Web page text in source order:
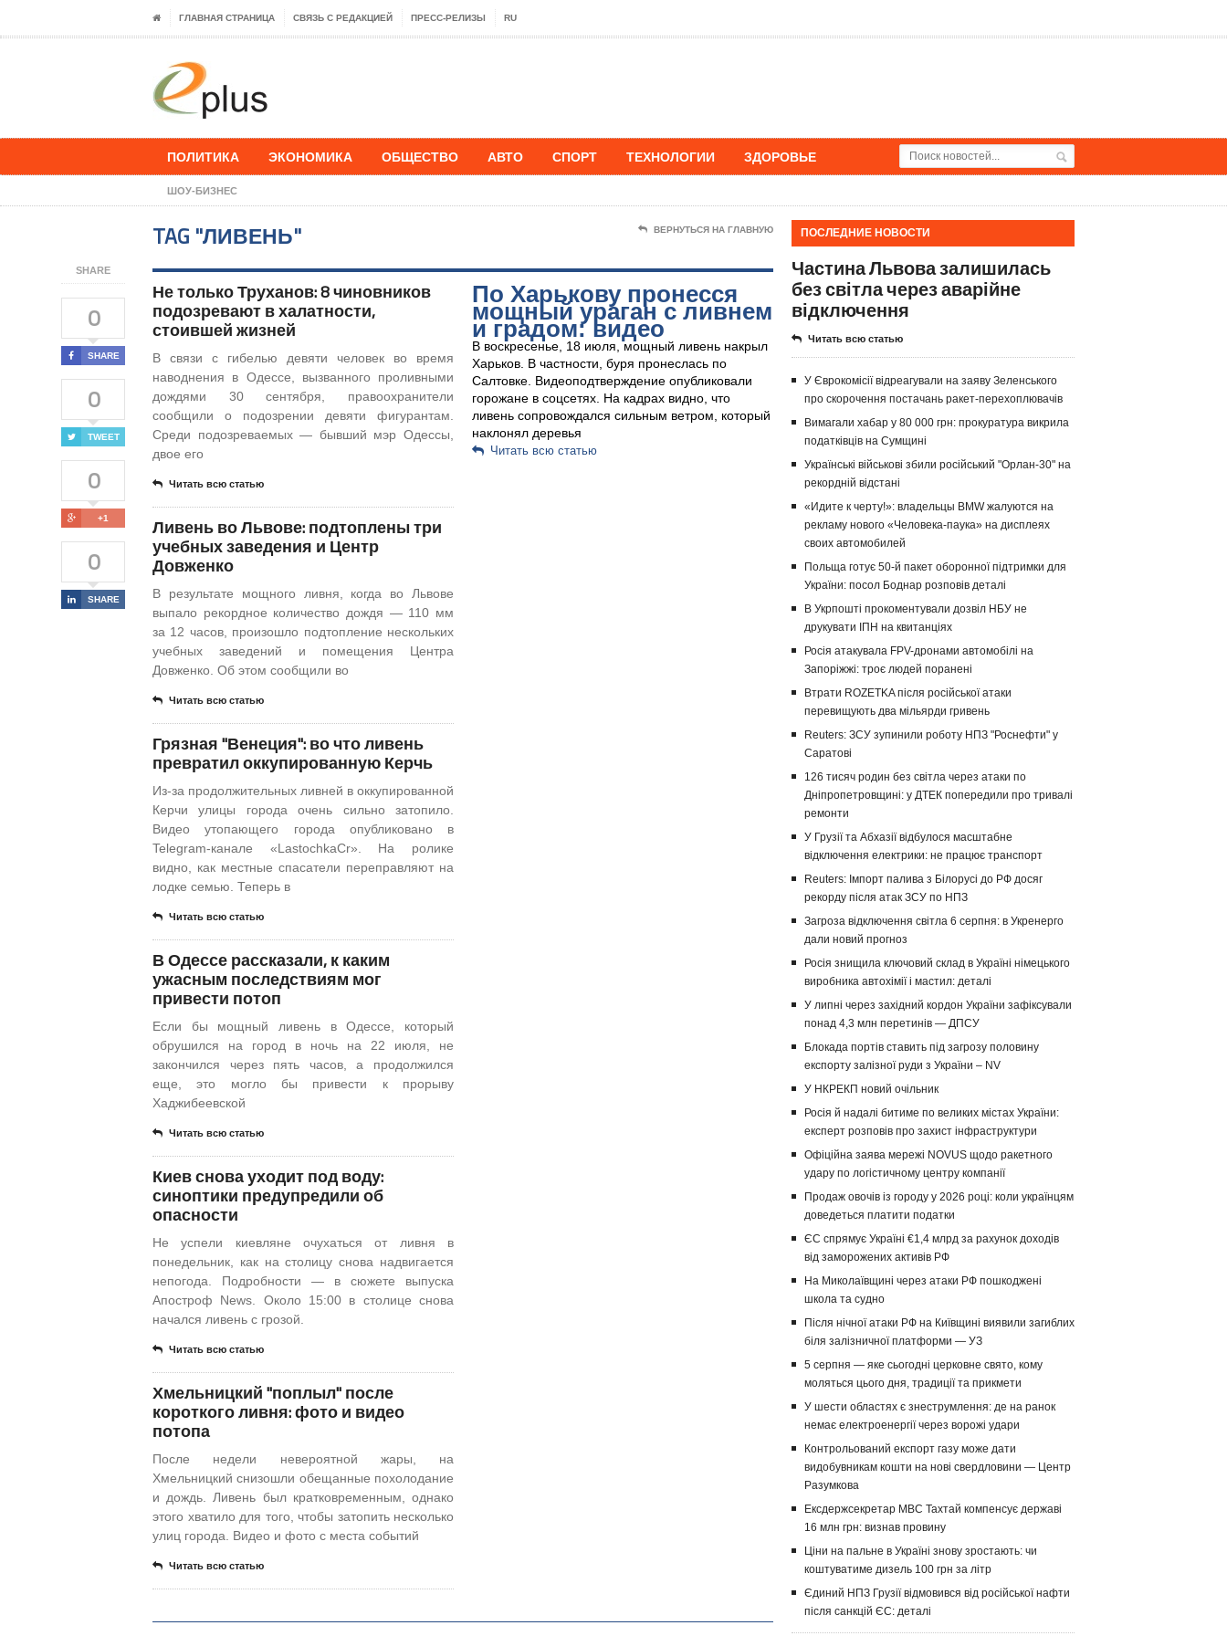
ГЛАВНАЯ СТРАНИЦА СВЯЗЬ С РЕДАКЦИЕЙ ПРЕСС-РЕЛИЗЫ RU
ПОЛИТИКА ЭКОНОМИКА ОБЩЕСТВО АВТО СПОРТ ТЕХНОЛОГИИ ЗДОРОВЬЕ
ШОУ-БИЗНЕС
SHARE
0
SHARE
0
TWEET
0
+1
0
SHARE
TAG "ЛИВЕНЬ" ВЕРНУТЬСЯ НА ГЛАВНУЮ
Не только Труханов: 8 чиновников
подозревают в халатности,
стоившей жизней
В связи с гибелью девяти человек во время
наводнения в Одессе, вызванного проливными
дождями 30 сентября, правоохранители
сообщили о подозрении девяти фигурантам.
Среди подозреваемых — бывший мэр Одессы,
двое его
Читать всю статью
Ливень во Львове: подтоплены три
учебных заведения и Центр
Довженко
В результате мощного ливня, когда во Львове
выпало рекордное количество дождя — 110 мм
за 12 часов, произошло подтопление нескольких
учебных заведений и помещения Центра
Довженко. Об этом сообщили во
Читать всю статью
​Грязная "Венеция": во что ливень
превратил оккупированную Керчь
Из-за продолжительных ливней в оккупированной
Керчи улицы города очень сильно затопило.
Видео утопающего города опубликовано в
Telegram-канале «LastochkaCr». На ролике
видно, как местные спасатели переправляют на
лодке семью. Теперь в
Читать всю статью
​В Одессе рассказали, к каким
ужасным последствиям мог
привести потоп
Если бы мощный ливень в Одессе, который
обрушился на город в ночь на 22 июля, не
закончился через пять часов, а продолжился
еще, это могло бы привести к прорыву
Хаджибеевской
Читать всю статью
Киев снова уходит под воду:
синоптики предупредили об
опасности
Не успели киевляне очухаться от ливня в
понедельник, как на столицу снова надвигается
непогода. Подробности — в сюжете выпуска
Апостроф News. Около 15:00 в столице снова
начался ливень с грозой.
Читать всю статью
Хмельницкий "поплыл" после
короткого ливня: фото и видео
потопа
После недели невероятной жары, на
Хмельницкий снизошли обещанные похолодание
и дождь. Ливень был кратковременным, однако
этого хватило для того, чтобы затопить несколько
улиц города. Видео и фото с места событий
Читать всю статью
​По Харькову пронесся
мощный ураган с ливнем
и градом: видео
В воскресенье, 18 июля, мощный ливень накрыл
Харьков. В частности, буря пронеслась по
Салтовке. Видеоподтверждение опубликовали
горожане в соцсетях. На кадрах видно, что
ливень сопровождался сильным ветром, который
наклонял деревья
Читать всю статью
ПОСЛЕДНИЕ НОВОСТИ
Частина Львова залишилась
без світла через аварійне
відключення
Читать всю статью
У Єврокомісії відреагували на заяву Зеленського
про скорочення постачань ракет-перехоплювачів
Вимагали хабар у 80 000 грн: прокуратура викрила
податківців на Сумщині
Українські військові збили російський "Орлан-30" на
рекордній відстані
«Идите к черту!»: владельцы BMW жалуются на
рекламу нового «Человека-паука» на дисплеях
своих автомобилей
Польща готує 50-й пакет оборонної підтримки для
України: посол Боднар розповів деталі
В Укрпошті прокоментували дозвіл НБУ не
друкувати ІПН на квитанціях
Росія атакувала FPV-дронами автомобілі на
Запоріжжі: троє людей поранені
Втрати ROZETKA після російської атаки
перевищують два мільярди гривень
Reuters: ЗСУ зупинили роботу НПЗ "Роснефти" у
Саратові
126 тисяч родин без світла через атаки по
Дніпропетровщині: у ДТЕК попередили про тривалі
ремонти
У Грузії та Абхазії відбулося масштабне
відключення електрики: не працює транспорт
Reuters: Імпорт палива з Білорусі до РФ досяг
рекорду після атак ЗСУ по НПЗ
Загроза відключення світла 6 серпня: в Укренерго
дали новий прогноз
Росія знищила ключовий склад в Україні німецького
виробника автохімії і мастил: деталі
У липні через західний кордон України зафіксували
понад 4,3 млн перетинів — ДПСУ
Блокада портів ставить під загрозу половину
експорту залізної руди з України – NV
У НКРЕКП новий очільник
Росія й надалі битиме по великих містах України:
експерт розповів про захист інфраструктури
Офіційна заява мережі NOVUS щодо ракетного
удару по логістичному центру компанії
Продаж овочів із городу у 2026 році: коли українцям
доведеться платити податки
ЄС спрямує Україні €1,4 млрд за рахунок доходів
від заморожених активів РФ
На Миколаївщині через атаки РФ пошкоджені
школа та судно
Після нічної атаки РФ на Київщині виявили загиблих
біля залізничної платформи — УЗ
5 серпня — яке сьогодні церковне свято, кому
моляться цього дня, традиції та прикмети
У шести областях є знеструмлення: де на ранок
немає електроенергії через ворожі удари
Контрольований експорт газу може дати
видобувникам кошти на нові свердловини — Центр
Разумкова
Ексдержсекретар МВС Тахтай компенсує державі
16 млн грн: визнав провину
Ціни на пальне в Україні знову зростають: чи
коштуватиме дизель 100 грн за літр
Єдиний НПЗ Грузії відмовився від російської нафти
після санкцій ЄС: деталі